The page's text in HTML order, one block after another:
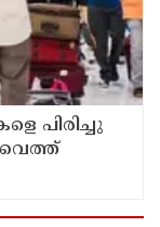
പിരിച്ചു